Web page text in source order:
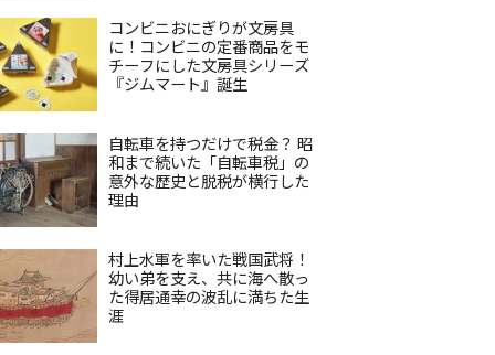
コンビニおにぎりが文房具
に！コンビニの定番商品をモ
チーフにした文房具シリーズ
『ジムマート』誕生
自転車を持つだけで税金？ 昭
和まで続いた「自転車税」の
意外な歴史と脱税が横行した
理由
村上水軍を率いた戦国武将！
幼い弟を支え、共に海へ散っ
た得居通幸の波乱に満ちた生
涯